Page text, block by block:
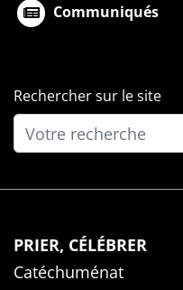
Communiqués
Rechercher sur le site
PRIER, CÉLÉBRER
Catéchuménat